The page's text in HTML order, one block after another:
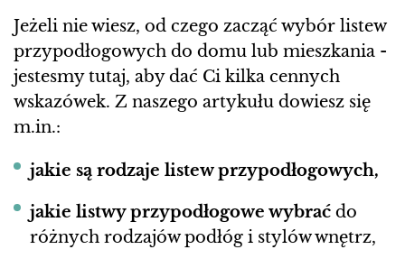
Jeżeli nie wiesz, od czego zacząć wybór listew
przypodłogowych do domu lub mieszkania -
jestesmy tutaj, aby dać Ci kilka cennych
wskazówek. Z naszego artykułu dowiesz się
m.in.:
jakie są rodzaje listew przypodłogowych,
jakie listwy przypodłogowe wybrać do
różnych rodzajów podłóg i stylów wnętrz,